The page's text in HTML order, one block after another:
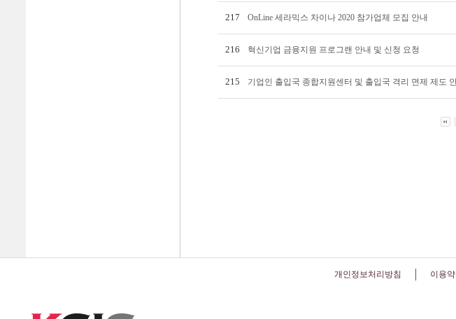
217 OnLine 세라믹스 차이나 2020 참가업체 모집 안내
216 혁신기업 금융지원 프로그랜 안내 및 신청 요청
215 기업인 출입국 종합지원센터 및 출입국 격리 면제 제도
개인정보처리방침 이용